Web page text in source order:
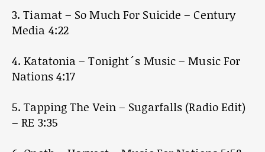
3. Tiamat – So Much For Suicide – Century
Media 4:22
4. Katatonia – Tonight´s Music – Music For
Nations 4:17
5. Tapping The Vein – Sugarfalls (Radio Edit)
– RE 3:35